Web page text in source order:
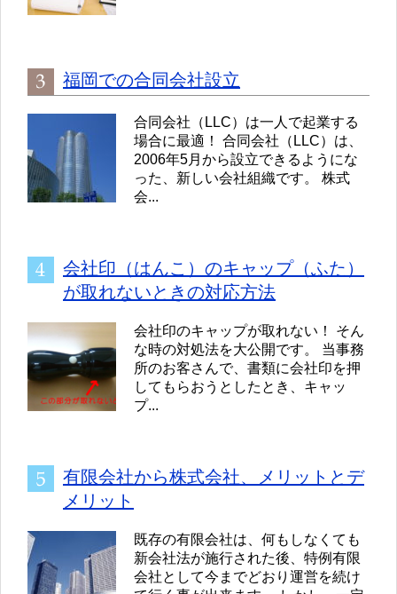
福岡での合同会社設立
合同会社（LLC）は一人で起業する
場合に最適！ 合同会社（LLC）は、
2006年5月から設立できるようにな
った、新しい会社組織です。 株式
会...
会社印（はんこ）のキャップ（ふた）
が取れないときの対応方法
会社印のキャップが取れない！ そん
な時の対処法を大公開です。 当事務
所のお客さんで、書類に会社印を押
してもらおうとしたとき、キャッ
プ...
有限会社から株式会社、メリットとデ
メリット
既存の有限会社は、何もしなくても
新会社法が施行された後、特例有限
会社として今までどおり運営を続け